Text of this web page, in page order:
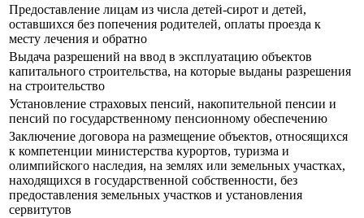
Предоставление лицам из числа детей-сирот и детей,
оставшихся без попечения родителей, оплаты проезда к
месту лечения и обратно
Выдача разрешений на ввод в эксплуатацию объектов
капитального строительства, на которые выданы разрешения
на строительство
Установление страховых пенсий, накопительной пенсии и
пенсий по государственному пенсионному обеспечению
Заключение договора на размещение объектов, относящихся
к компетенции министерства курортов, туризма и
олимпийского наследия, на землях или земельных участках,
находящихся в государственной собственности, без
предоставления земельных участков и установления
сервитутов